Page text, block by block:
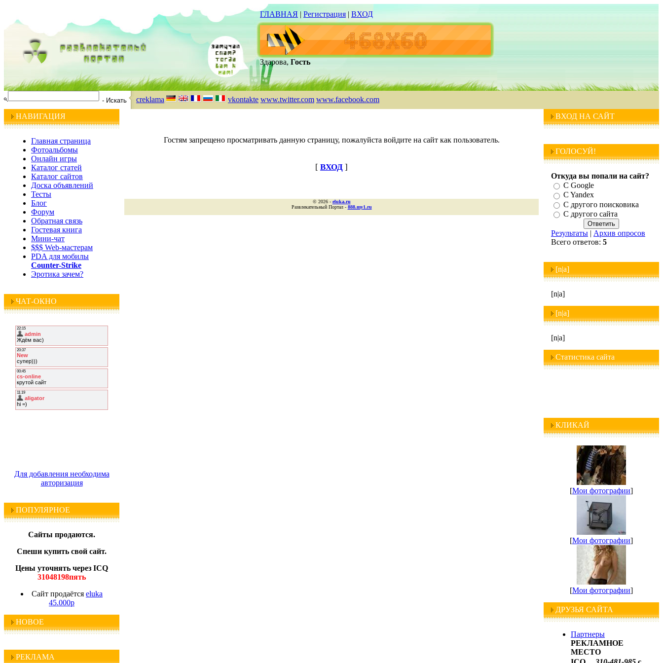
ГЛАВНАЯ | Регистрация | ВХОД
Здарова, Гость
creklama vkontakte www.twitter.com www.facebook.com
НАВИГАЦИЯ
Главная страница
Фотоальбомы
Онлайн игры
Каталог статей
Каталог сайтов
Доска объявлений
Тесты
Блог
Форум
Обратная связь
Гостевая книга
Мини-чат
$$$ Web-мастерам
PDA для мобилы
Counter-Strike
Эротика зачем?
ЧАТ-ОКНО
Для добавления необходима
авторизация
ПОПУЛЯРНОЕ
Сайты продаются.
Спеши купить свой сайт.
Цены уточнять через ICQ
31048198пять
Сайт продаётся eluka
45.000р
НОВОЕ
РЕКЛАМА
Гостям запрещено просматривать данную страницу, пожалуйста войдите на сайт как пользователь.
[ ВХОД ]
© 2026 - eluka.ru
Развлекательный Портал - 888.my1.ru
ВХОД НА САЙТ
ГОЛОСУЙ!
Откуда вы попали на сайт?
С Google
C Yandex
C другого поисковика
С другого сайта
Результаты | Архив опросов
Всего ответов: 5
[n|a]
[n|a]
[n|a]
[n|a]
Статистика сайта
КЛИКАЙ
[Мои фотографии]
[Мои фотографии]
[Мои фотографии]
ДРУЗЬЯ САЙТА
Партнеры
РЕКЛАМНОЕ
МЕСТО